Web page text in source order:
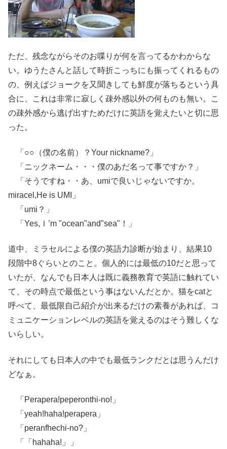
ただ、残念ながらそのお喋りが何を言ってるかわからな
い。ゆうたさんと話して時折こっちにも振ってくれるもの
の、例えばジョークを又聞きしても鮮度が落ちるという具
合に、これは非常に寂しく疎外感以外の何ものも無い。こ
の疎外感から逃げ出すためだけに英語を覚えたいと切に思
った。
「○○（僕の名前）？Your nickname?」
「ニックネーム・・・僕のあだ名って事ですか？」
「そうですね・・あ、umiで良いじゃないですか。
miracel,He is UMI」
「umi？」
「Yes,Ｉ’m "ocean"and"sea"！」
道中、ミラセルによる僕の英語力診断が始まり、結果10
段階中8ぐらいとのこと。個人的には最低の10だと思って
いたが、なんでも日本人は既に義務教育で英語に触れてい
て、その時点で最低という事はないんだとか。猫をcatと
呼べて、最低限自己紹介が出来るだけの素養があれば、コ
ミュニケーションレベルの英語を覚えるのはそう難しくな
いらしい。
それにしても日本人の中でも最低ランクだとは思うんだけ
どなぁ。
「Perapera!peperonthi-no!」
「yeah!haha!perapera」
「peranfhechi-no?」
「「hahaha!」」